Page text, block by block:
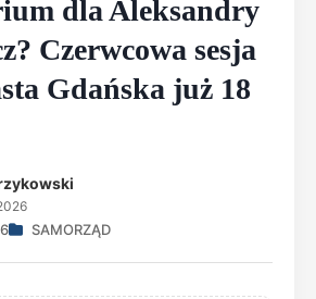
dla Aleksandry
Czerwcowa sesja
Gdańska już 18
SAMORZĄD